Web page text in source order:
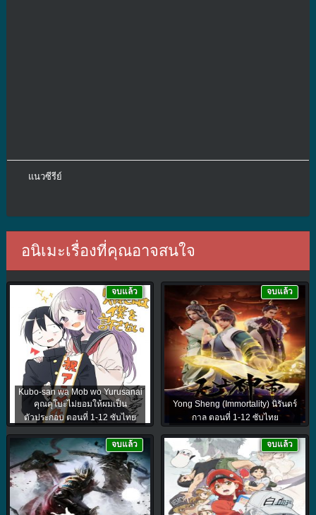
แนวซีรีย์
อนิเมะเรื่องที่คุณอาจสนใจ
Kubo-san wa Mob wo Yurusanai
คุณคุโบะไม่ยอมให้ผมเป็น
ตัวประกอบ ตอนที่ 1-12 ซับไทย
จบแล้ว
Yong Sheng (Immortality) นิรันดร์
กาล ตอนที่ 1-12 ซับไทย
จบแล้ว
จบแล้ว จบแล้ว